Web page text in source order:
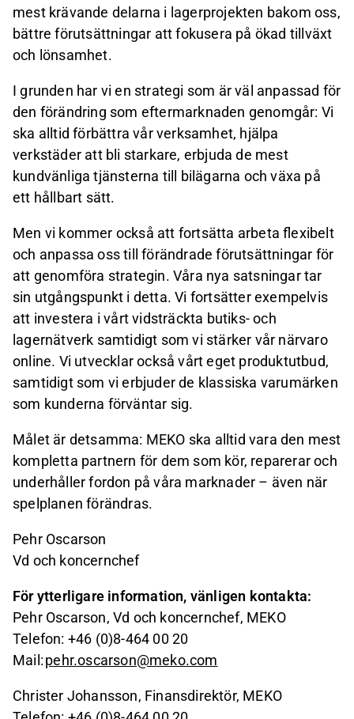
mest krävande delarna i lagerprojekten bakom oss,
bättre förutsättningar att fokusera på ökad tillväxt
och lönsamhet.
I grunden har vi en strategi som är väl anpassad för
den förändring som eftermarknaden genomgår: Vi
ska alltid förbättra vår verksamhet, hjälpa
verkstäder att bli starkare, erbjuda de mest
kundvänliga tjänsterna till bilägarna och växa på
ett hållbart sätt.
Men vi kommer också att fortsätta arbeta flexibelt
och anpassa oss till förändrade förutsättningar för
att genomföra strategin. Våra nya satsningar tar
sin utgångspunkt i detta. Vi fortsätter exempelvis
att investera i vårt vidsträckta butiks- och
lagernätverk samtidigt som vi stärker vår närvaro
online. Vi utvecklar också vårt eget produktutbud,
samtidigt som vi erbjuder de klassiska varumärken
som kunderna förväntar sig.
Målet är detsamma: MEKO ska alltid vara den mest
kompletta partnern för dem som kör, reparerar och
underhåller fordon på våra marknader – även när
spelplanen förändras.
Pehr Oscarson
Vd och koncernchef
För ytterligare information, vänligen kontakta:
Pehr Oscarson, Vd och koncernchef, MEKO
Telefon: +46 (0)8-464 00 20
Mail:pehr.oscarson@meko.com
Christer Johansson, Finansdirektör, MEKO